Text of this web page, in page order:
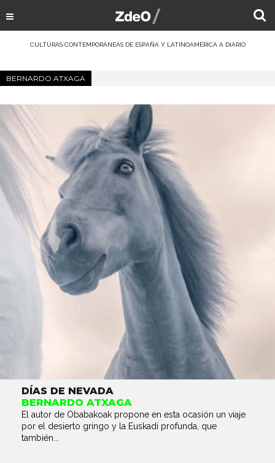
CULTURAS CONTEMPORÁNEAS DE ESPAÑA Y LATINOAMÉRICA A DIARIO
BERNARDO ATXAGA
DÍAS DE NEVADA
BERNARDO ATXAGA
El autor de Obabakoak propone en esta ocasión un viaje
por el desierto gringo y la Euskadi profunda, que
también...